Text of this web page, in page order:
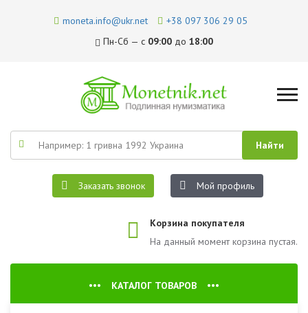
moneta.info@ukr.net
+38 097 306 29 05
Пн-Сб — с 09:00 до 18:00
Заказать звонок Мой профиль
Корзина покупателя
На данный момент корзина пустая.
КАТАЛОГ ТОВАРОВ